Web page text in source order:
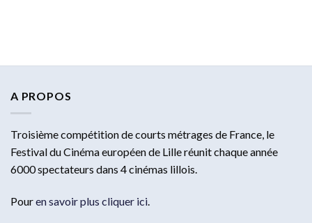
A PROPOS
Troisième compétition de courts métrages de France, le
Festival du Cinéma européen de Lille réunit chaque année
6000 spectateurs dans 4 cinémas lillois.
Pouren savoir plus cliquer ici